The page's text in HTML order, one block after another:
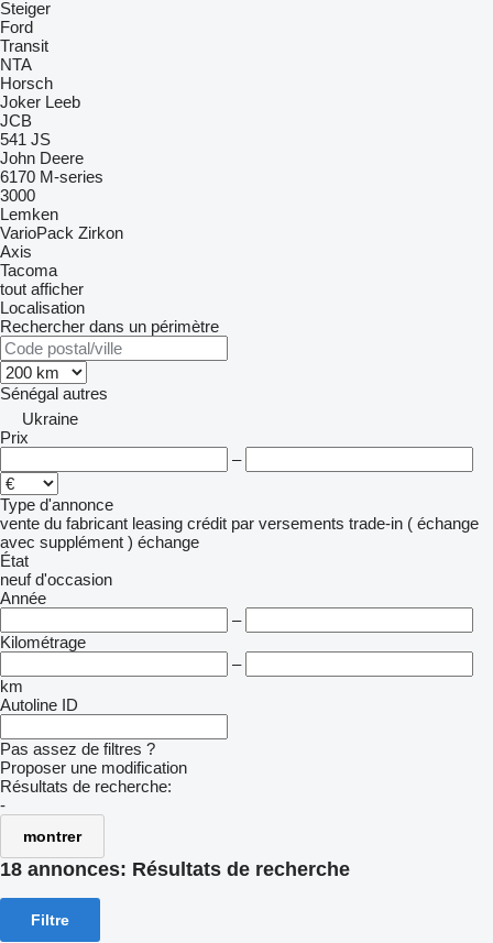
Steiger
Ford
Transit
NTA
Horsch
Joker Leeb
JCB
541 JS
John Deere
6170 M-series
3000
Lemken
VarioPack Zirkon
Axis
Tacoma
tout afficher
Localisation
Rechercher dans un périmètre
Sénégal autres
Ukraine
Prix
–
Type d'annonce
vente du fabricant leasing crédit par versements trade-in ( échange
avec supplément ) échange
État
neuf d'occasion
Année
–
Kilométrage
–
km
Autoline ID
Pas assez de filtres ?
Proposer une modification
Résultats de recherche:
-
montrer
18 annonces: Résultats de recherche
Filtre